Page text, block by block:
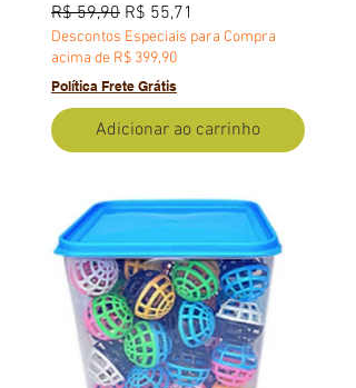
Preço normal
R$ 59,90 Preço promocional
R$ 55,71
Descontos Especiais para Compra
acima de R$ 399,90
Política Frete Grátis
Adicionar ao carrinho